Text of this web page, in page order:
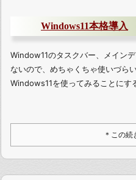
Windows11本格導入
Window11のタスクバー、メイン
ないので、めちゃくちゃ使いづら
Windows11を使ってみることに
＊この続